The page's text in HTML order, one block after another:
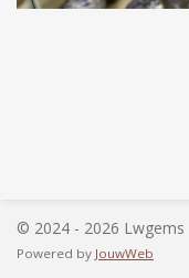
© 2024 - 2026 Lwgems
Powered by JouwWeb